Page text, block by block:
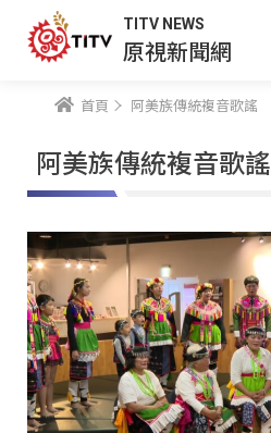
TITV NEWS
原視新聞網
首頁 阿美族傳統複音歌謠
阿美族傳統複音歌謠